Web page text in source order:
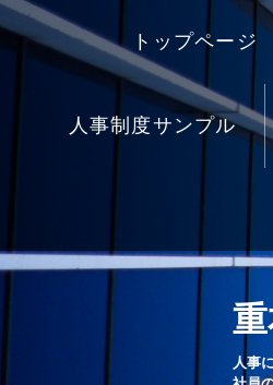
トップページ
人事制度サンプル
人事